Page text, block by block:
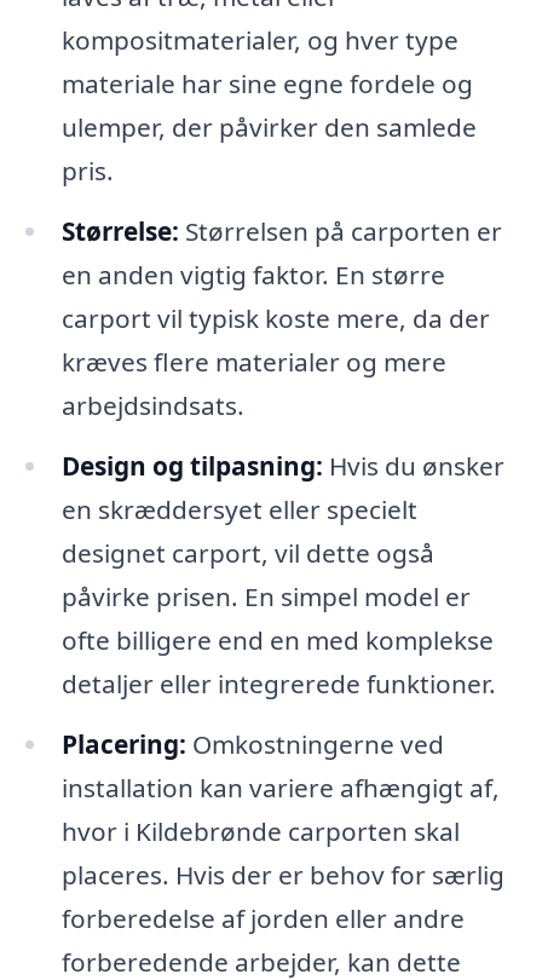
kompositmaterialer, og hver type
materiale har sine egne fordele og
ulemper, der påvirker den samlede
pris.
Størrelse: Størrelsen på carporten er
en anden vigtig faktor. En større
carport vil typisk koste mere, da der
kræves flere materialer og mere
arbejdsindsats.
Design og tilpasning: Hvis du ønsker
en skræddersyet eller specielt
designet carport, vil dette også
påvirke prisen. En simpel model er
ofte billigere end en med komplekse
detaljer eller integrerede funktioner.
Placering: Omkostningerne ved
installation kan variere afhængigt af,
hvor i Kildebrønde carporten skal
placeres. Hvis der er behov for særlig
forberedelse af jorden eller andre
forberedende arbejder, kan dette